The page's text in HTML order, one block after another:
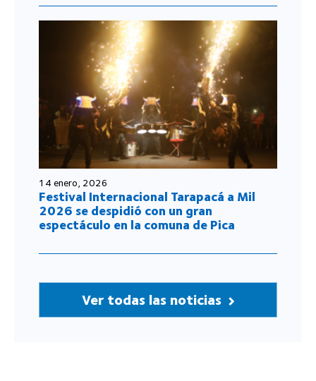
14 enero, 2026
Festival Internacional Tarapacá a Mil
2026 se despidió con un gran
espectáculo en la comuna de Pica
Ver todas las noticias